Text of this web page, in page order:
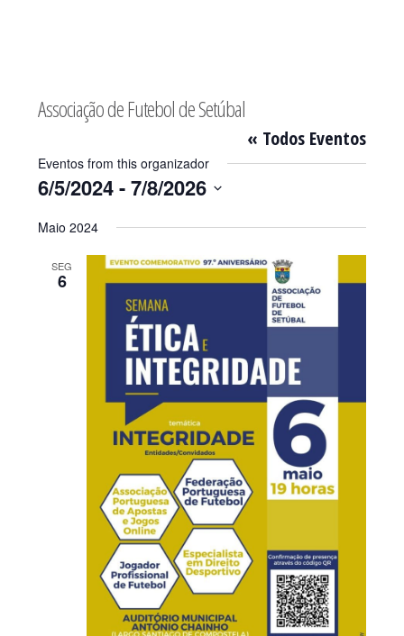
Associação de Futebol de Setúbal
« Todos Eventos
Eventos from this organizador
6/5/2024 - 7/8/2026
data.
Maio 2024
SEG
6